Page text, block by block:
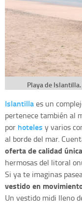
Playa de
Islantillaes un
pertenece también al
por hoteles y varios
al borde del mar.
oferta de calidad única
hermosas del litoral
Si ya te imaginas
vestido en
Un vestido midi lleno